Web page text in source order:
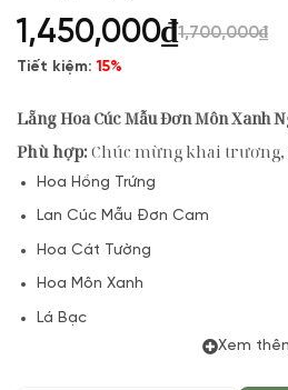
1,450,000₫1,700,000₫
Tiết kiệm:15%
Lẵng Hoa Cúc Mẫu Đơn Môn Xanh
Phù hợp:Chúc mừng khai
Hoa Hồng Trứng
Lan Cúc Mẫu Đơn Cam
Hoa Cát Tường
Hoa Môn Xanh
Lá Bạc
Xem